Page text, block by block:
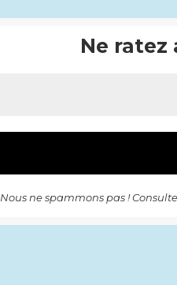
Ne ratez
Nous ne spammons pas !